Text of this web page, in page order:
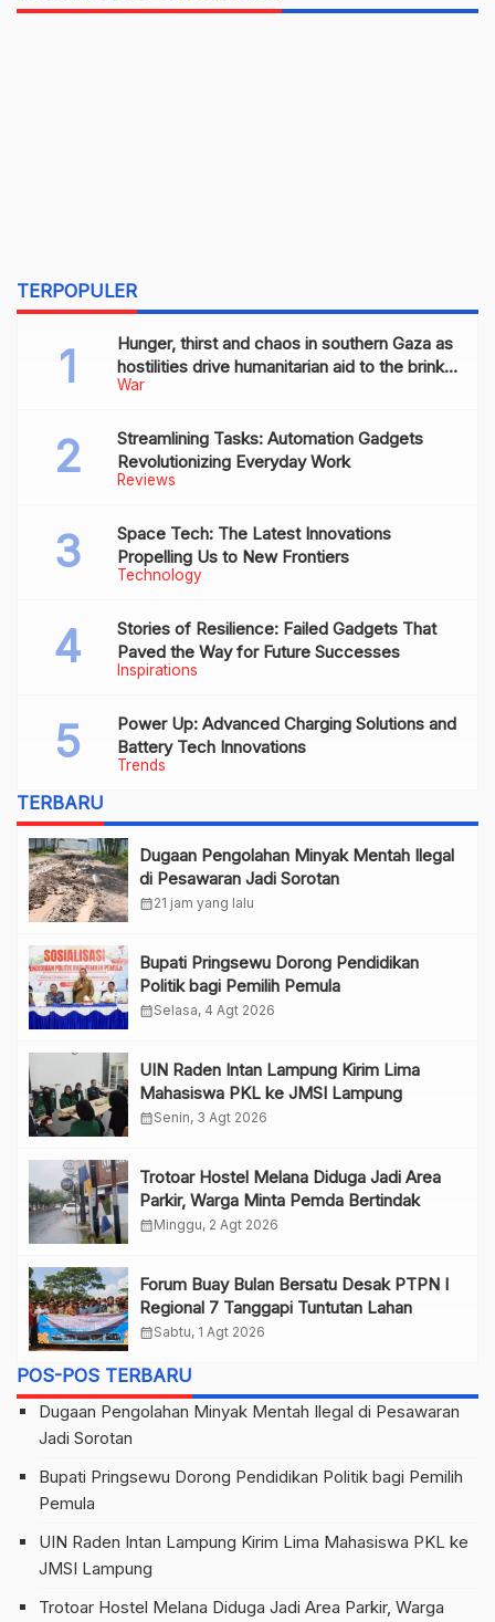
TERPOPULER
War
Hunger, thirst and chaos in southern Gaza as
hostilities drive humanitarian aid to the brink
of collapse
Reviews
Streamlining Tasks: Automation Gadgets
Revolutionizing Everyday Work
Technology
Space Tech: The Latest Innovations
Propelling Us to New Frontiers
Inspirations
Stories of Resilience: Failed Gadgets That
Paved the Way for Future Successes
Trends
Power Up: Advanced Charging Solutions and
Battery Tech Innovations
TERBARU
Dugaan Pengolahan Minyak Mentah Ilegal
di Pesawaran Jadi Sorotan
calendar_month21 jam yang lalu
Bupati Pringsewu Dorong Pendidikan
Politik bagi Pemilih Pemula
calendar_monthSelasa, 4 Agt 2026
UIN Raden Intan Lampung Kirim Lima
Mahasiswa PKL ke JMSI Lampung
calendar_monthSenin, 3 Agt 2026
Trotoar Hostel Melana Diduga Jadi Area
Parkir, Warga Minta Pemda Bertindak
calendar_monthMinggu, 2 Agt 2026
Forum Buay Bulan Bersatu Desak PTPN I
Regional 7 Tanggapi Tuntutan Lahan
calendar_monthSabtu, 1 Agt 2026
POS-POS TERBARU
Dugaan Pengolahan Minyak Mentah Ilegal di Pesawaran
Jadi Sorotan
Bupati Pringsewu Dorong Pendidikan Politik bagi Pemilih
Pemula
UIN Raden Intan Lampung Kirim Lima Mahasiswa PKL ke
JMSI Lampung
Trotoar Hostel Melana Diduga Jadi Area Parkir, Warga